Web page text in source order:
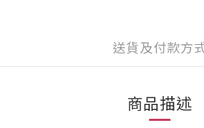
送貨及付款方
商品描述